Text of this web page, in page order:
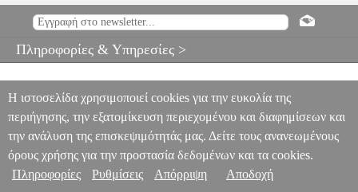
MSC.605190 SCHIRMER
ΜΟΥΣΙΚΑ ΒΙΒΛΙΑ
0
Πληροφορίες & Υπηρεσίες >
Η ιστοσελίδα χρησιμοποιεί cookies για την ευκολία της
περιήγησης, την εξατομίκευση περιεχομένου και διαφημίσεων και
την ανάλυση της επισκεψιμότητάς μας. Δείτε τους ανανεωμένους
όρους χρήσης για την προστασία δεδομένων και τα cookies.
Πληροφορίες
Ρυθμίσεις Απόρριψη Αποδοχή